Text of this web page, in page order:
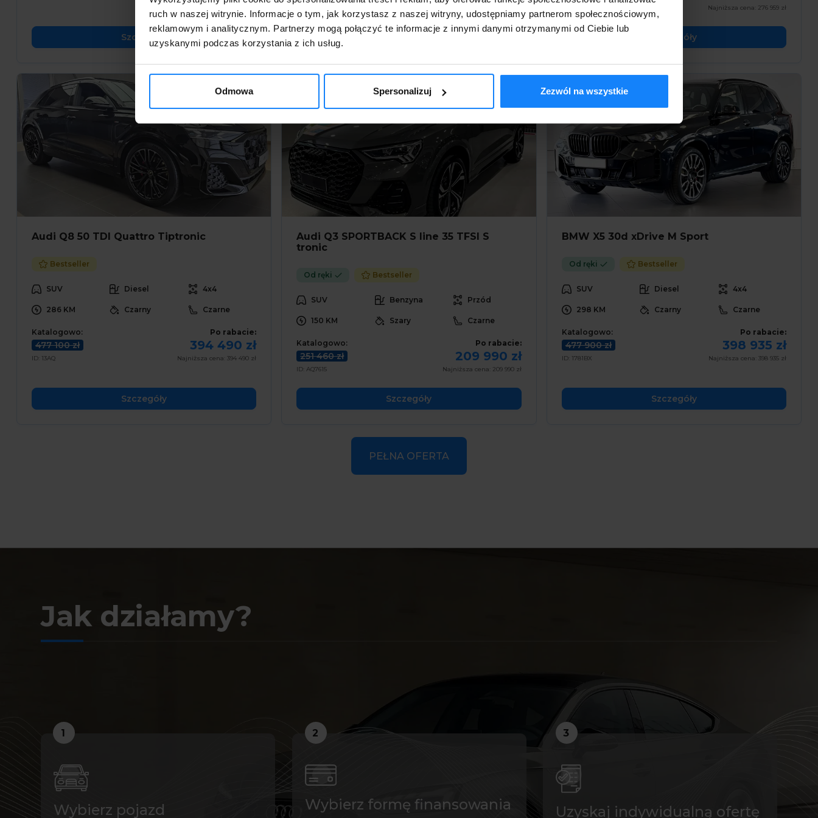
ruch w naszej witrynie. Informacje o tym, jak korzystasz z naszej witryny, udostępniamy partnerom społecznościowym,
reklamowym i analitycznym. Partnerzy mogą połączyć te informacje z innymi danymi otrzymanymi od Ciebie lub
uzyskanymi podczas korzystania z ich usług.
Odmowa Spersonalizuj Zezwól na wszystkie
Szczegóły
Najniższa cena: 276 959 zł
Szczegóły
Audi Q8 50 TDI Quattro Tiptronic
Bestseller
SUV Diesel 4x4
286 KM Czarny Czarne
Katalogowo:
477 100 zł
Po rabacie:
394 490 zł
ID: 13AQ Najniższa cena: 394 490 zł
Szczegóły
Audi Q3 SPORTBACK S line 35 TFSI S
tronic
Od ręki Bestseller
SUV Benzyna Przód
150 KM Szary Czarne
Katalogowo:
251 460 zł
Po rabacie:
209 990 zł
ID: AQ7615 Najniższa cena: 209 990 zł
Szczegóły
BMW X5 30d xDrive M Sport
Od ręki Bestseller
SUV Diesel 4x4
298 KM Czarny Czarne
Katalogowo:
477 900 zł
Po rabacie:
398 935 zł
ID: 1781BX Najniższa cena: 398 935 zł
Szczegóły
PEŁNA OFERTA
Jak działamy?
1
Wybierz pojazd
2
Wybierz formę finansowania
3
Uzyskaj indywidualną ofertę